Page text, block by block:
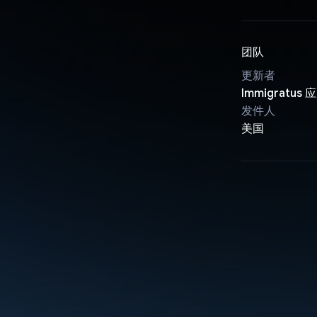
团队
更新者
Immigratus
发件人
美国